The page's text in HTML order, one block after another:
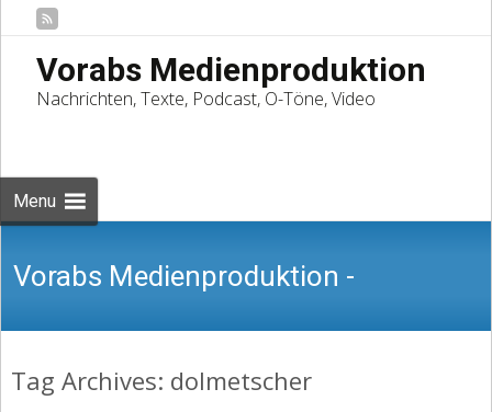
Vorabs Medienproduktion
Nachrichten, Texte, Podcast, O-Töne, Video
Menu
Vorabs Medienproduktion -
Nachrichten, Texte, Podcast, O-Töne,
Tag Archives: dolmetscher